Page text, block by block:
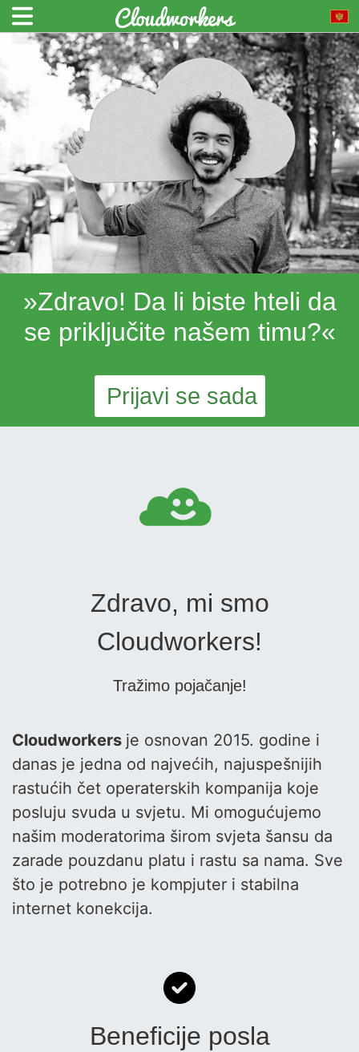
»Zdravo! Da li biste hteli da
se priključite našem timu?«
Prijavi se sada
Zdravo, mi smo
Cloudworkers!
Tražimo pojačanje!
Cloudworkers je osnovan 2015. godine i
danas je jedna od najvećih, najuspešnijih
rastućih čet operaterskih kompanija koje
posluju svuda u svjetu. Mi omogućujemo
našim moderatorima širom svjeta šansu da
zarade pouzdanu platu i rastu sa nama. Sve
što je potrebno je kompjuter i stabilna
internet konekcija.
Beneficije posla